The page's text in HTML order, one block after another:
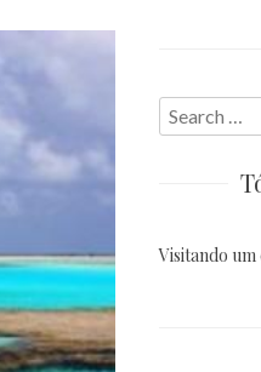
Search
for:
Visitando um